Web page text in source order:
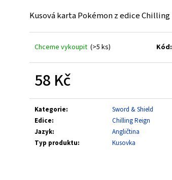
Kusová karta Pokémon z edice Chilling
Chceme vykoupit (>5 ks) Kód:
58 Kč
cena:
Kategorie:
Sword & Shield
Edice:
Chilling Reign
Jazyk:
Angličtina
Typ produktu: Kusovka
HOLO BULK
MEGA EVOLUTION NONHOLO
0,20 Kč